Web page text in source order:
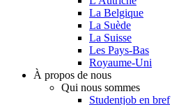
La Belgique
La Suède
La Suisse
Les Pays-Bas
Royaume-Uni
À propos de nous
Qui nous sommes
Studentjob en bref